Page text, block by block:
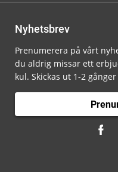
Nyhetsbrev
Prenumerera på vårt
du aldrig missar ett
kul. Skickas ut 1-2